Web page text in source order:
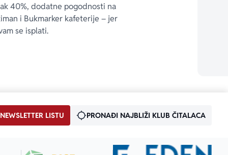
40%, dodatne pogodnosti na
i Bukmarker kafeterije – jer
se isplati.
LISTU PRONAĐI NAJBLIŽI KLUB ČITALACA